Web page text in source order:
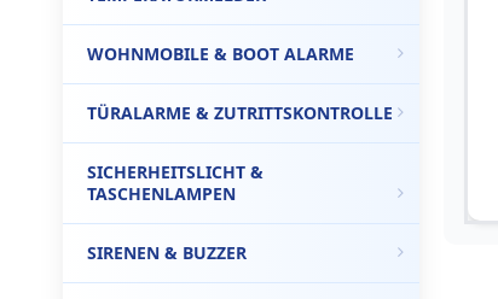
WOHNMOBILE & BOOT ALARME
TÜRALARME & ZUTRITTSKONTROLLE
SICHERHEITSLICHT &
TASCHENLAMPEN
SIRENEN & BUZZER